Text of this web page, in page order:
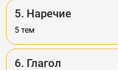
5. Наречие
5 тем
6. Глагол